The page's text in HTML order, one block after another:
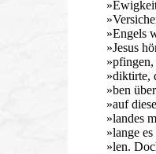
»Ewigkeit
»Engels
»Jesus
»pfingen,
»diktirte,
»ben über
»auf
»landes
»lange es
»len. Doch